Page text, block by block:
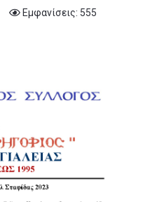
Εμφανίσεις: 555